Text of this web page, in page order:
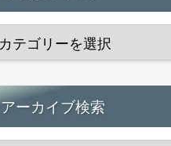
アーカイブ検索